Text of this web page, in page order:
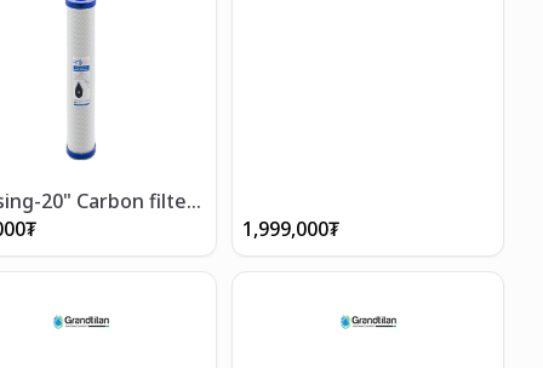
Carbon filter
₮ 1,999,000₮